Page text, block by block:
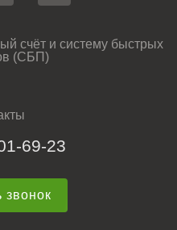
счёт и систему быстрых
(СБП)
69-23
звонок